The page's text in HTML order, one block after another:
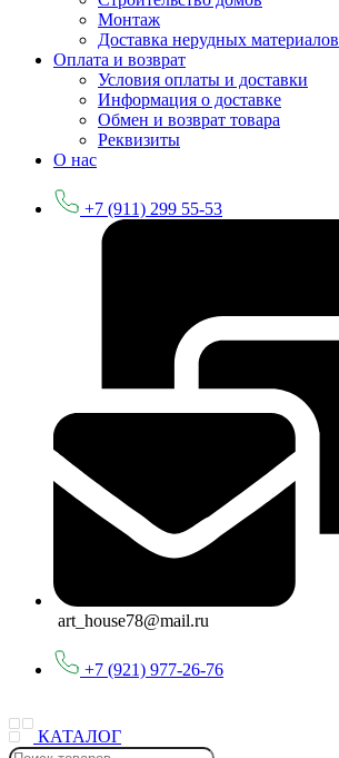
Монтаж
Доставка нерудных материалов
Оплата и возврат
Условия оплаты и доставки
Информация о доставке
Обмен и возврат товара
Реквизиты
О нас
+7 (911) 299 55-53
art_house78@mail.ru
+7 (921) 977-26-76
КАТАЛОГ